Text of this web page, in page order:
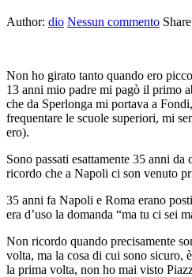
Author: dio Nessun commento
Non ho girato tanto quando ero
13 anni mio padre mi pagò il primo
che da Sperlonga mi portava a
frequentare le scuole superiori, mi
ero).
Sono passati esattamente 35 anni
ricordo che a Napoli ci son venuto
35 anni fa Napoli e Roma erano
era d’uso la domanda “ma tu ci sei
Non ricordo quando precisamente
volta, ma la cosa di cui sono sicuro,
la prima volta, non ho mai visto